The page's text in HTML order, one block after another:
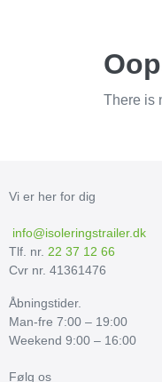
There is
Vi er her for dig
info@isoleringstrailer.dk
Tlf. nr. 22 37 12 66
Cvr nr. 41361476
Åbningstider.
Man-fre 7:00 – 19:00
Weekend 9:00 – 16:00
Følg os